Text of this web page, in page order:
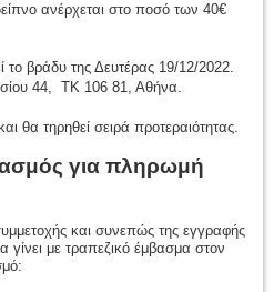
ανέρχεται στο ποσό των 40€
το βράδυ της Δευτέρας 19/12/2022.
44, ΤΚ 106 81, Αθήνα.
θα τηρηθεί σειρά προτεραιότητας.
για πληρωμή
και συνεπώς της εγγραφής
με τραπεζικό έμβασμα στον